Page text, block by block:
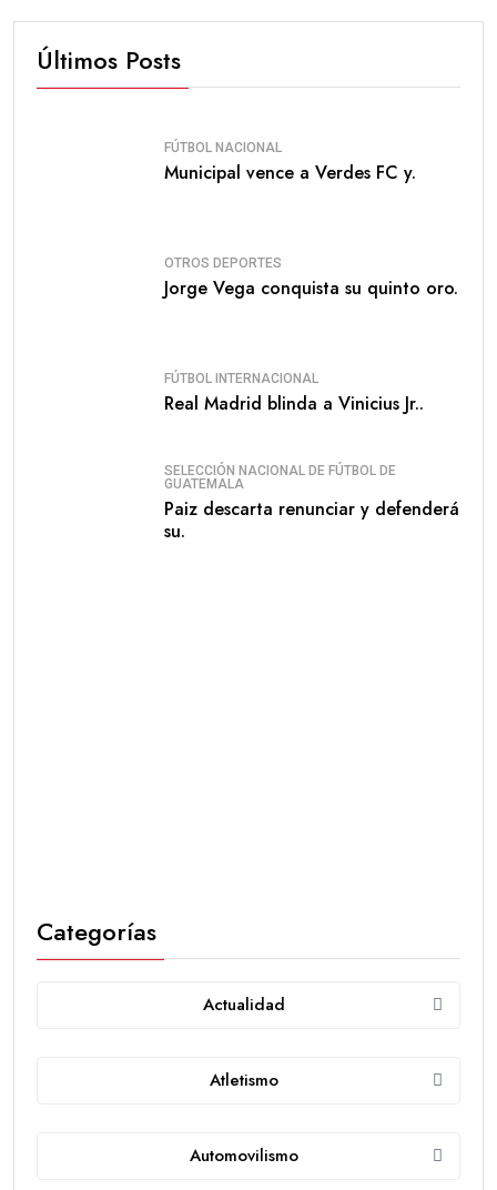
Últimos Posts
FÚTBOL NACIONAL
Municipal vence a Verdes FC y.
OTROS DEPORTES
Jorge Vega conquista su quinto oro.
FÚTBOL INTERNACIONAL
Real Madrid blinda a Vinicius Jr..
SELECCIÓN NACIONAL DE FÚTBOL DE
GUATEMALA
Paiz descarta renunciar y defenderá
su.
Categorías
Actualidad
Atletismo
Automovilismo